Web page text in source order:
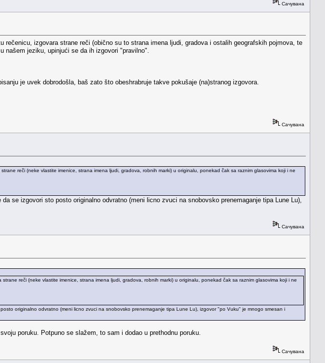
Сачувана
izgovara strane reči (obično su to strana imena ljudi, gradova i ostalih geografskih pojmova, te
našem jeziku, upinjući se da ih izgovori "pravilno".
je uvek dobrodošla, baš zato što obeshrabruje takve pokušaje (na)stranog izgovora.
Сачувана
reči (neke vlastite imenice, strana imena ljudi, gradova, robnih marki) u originalu, ponekad čak sa raznim glasovima koji i ne
se izgovori sto posto originalno odvratno (meni licno zvuci na snobovsko prenemaganje tipa Lune Lu),
Сачувана
reči (neke vlastite imenice, strana imena ljudi, gradova, robnih marki) u originalu, ponekad čak sa raznim glasovima koji i ne
originalno odvratno (meni licno zvuci na snobovsko prenemaganje tipa Lune Lu), izgovor "po Vuku" je mnogo smesan i
poruku. Potpuno se slažem, to sam i dodao u prethodnu poruku.
Сачувана